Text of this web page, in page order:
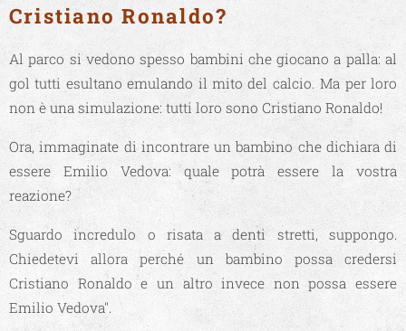
Cristiano Ronaldo?
Al parco si vedono spesso bambini che giocano a palla: al
gol tutti esultano emulando il mito del calcio. Ma per loro
non è una simulazione: tutti loro sono Cristiano Ronaldo!
Ora, immaginate di incontrare un bambino che dichiara di
essere Emilio Vedova: quale potrà essere la vostra
reazione?
Sguardo incredulo o risata a denti stretti, suppongo.
Chiedetevi allora perché un bambino possa credersi
Cristiano Ronaldo e un altro invece non possa essere
Emilio Vedova".